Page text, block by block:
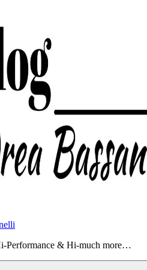
Performance & Hi-much more…